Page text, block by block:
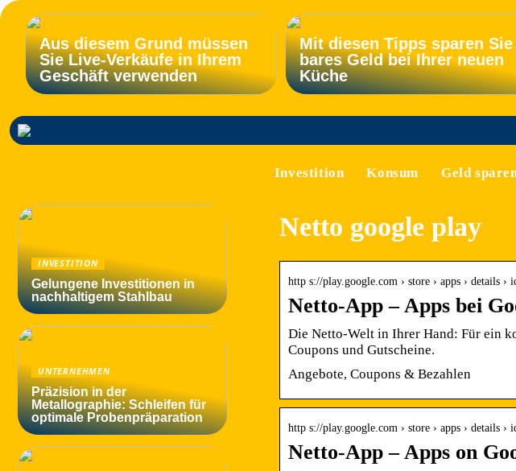
Aus diesem Grund müssen
Sie Live-Verkäufe in Ihrem
Geschäft verwenden
Mit diesen Tipps sparen Sie
bares Geld bei Ihrer neuen
Küche
Investition Konsum Geld
Netto google play
http s://play.google.com › store › apps › details ›
Netto-App – Apps bei
Die Netto-Welt in Ihrer Hand: Für ein
Coupons und Gutscheine.
Angebote, Coupons & Bezahlen
http s://play.google.com › store › apps › details ›
Netto-App – Apps on
INVESTITION
Gelungene Investitionen in
nachhaltigem Stahlbau
UNTERNEHMEN
Präzision in der
Metallographie: Schleifen für
optimale Probenpräparation